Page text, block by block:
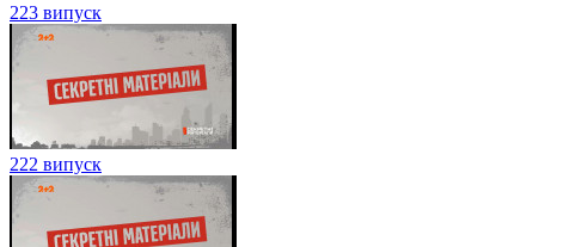
223 випуск
222 випуск